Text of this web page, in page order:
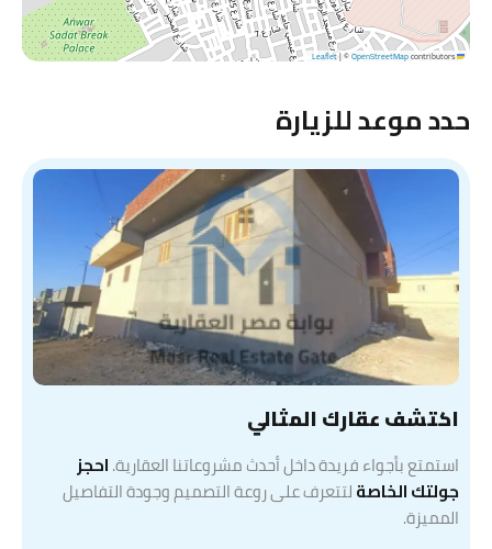
Leaflet
|©OpenStreetMapcontributors
حدد موعد للزيارة
اكتشف عقارك المثالي
استمتع بأجواء فريدة داخل أحدث مشروعاتنا العقارية.احجز
جولتك الخاصةلتتعرف على روعة التصميم وجودة التفاصيل
المميزة.